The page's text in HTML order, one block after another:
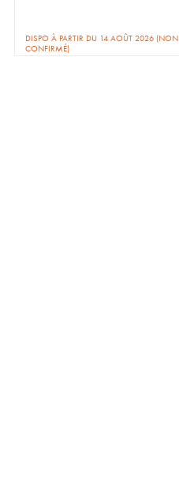
DISPO À PARTIR DU 14 AOÛT 2026 (NON
CONFIRMÉ)